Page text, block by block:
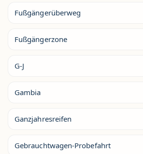
Fußgängerüberweg
Fußgängerzone
G-J
Gambia
Ganzjahresreifen
Gebrauchtwagen-Probefahrt